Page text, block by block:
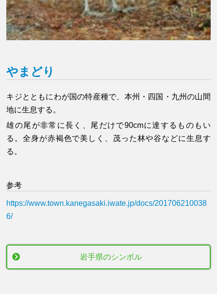
やまどり
キジとともにわが国の特産種で、本州・四国・九州の山間
地に生息する。
雄の尾が非常に長く、尾だけで90cmに達するものもい
る。全身が赤褐色で美しく、茂った林や谷などに生息す
る。
参考
https://www.town.kanegasaki.iwate.jp/docs/201706210038
6/
岩手県のシンボル